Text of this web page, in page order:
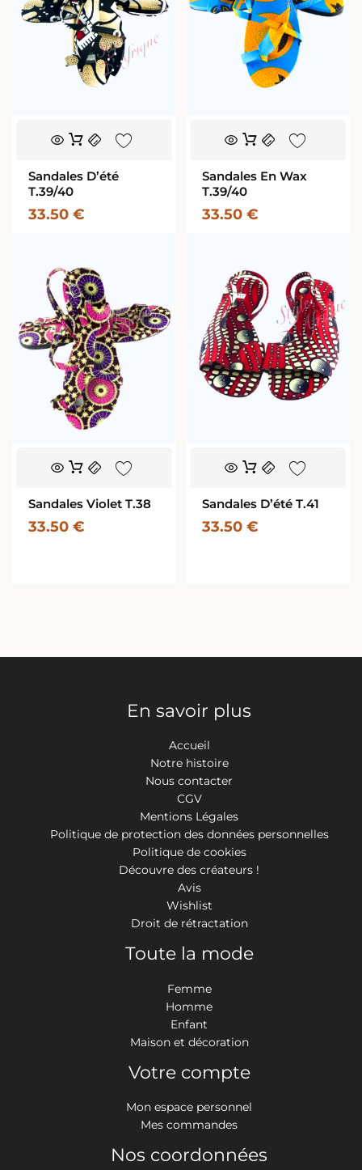
Sandales D’été
T.39/40
33.50 €
Sandales En Wax
T.39/40
33.50 €
Sandales Violet T.38
33.50 €
Sandales D’été T.41
33.50 €
En savoir plus
Accueil
Notre histoire
Nous contacter
CGV
Mentions Légales
Politique de protection des données personnelles
Politique de cookies
Découvre des créateurs !
Avis
Wishlist
Droit de rétractation
Toute la mode
Femme
Homme
Enfant
Maison et décoration
Votre compte
Mon espace personnel
Mes commandes
Nos coordonnées